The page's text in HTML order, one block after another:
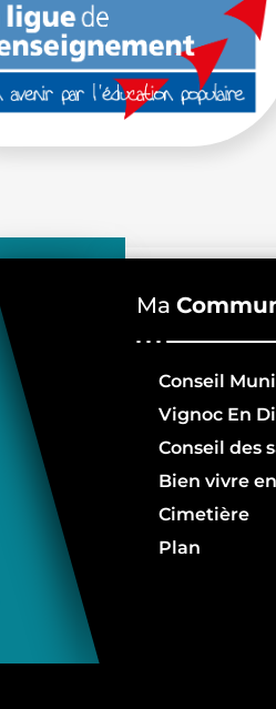
Ma
Conseil
Vignoc En
Conseil des
Bien vivre
Cimetière
Plan